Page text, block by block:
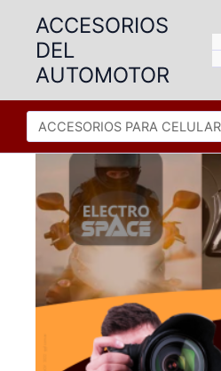
contenido
ACCESORIOS
DEL
AUTOMOTOR